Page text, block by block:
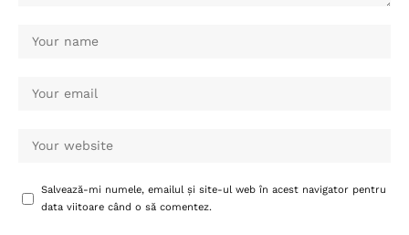
Salvează-mi numele, emailul și site-ul web în acest navigator pentru
data viitoare când o să comentez.